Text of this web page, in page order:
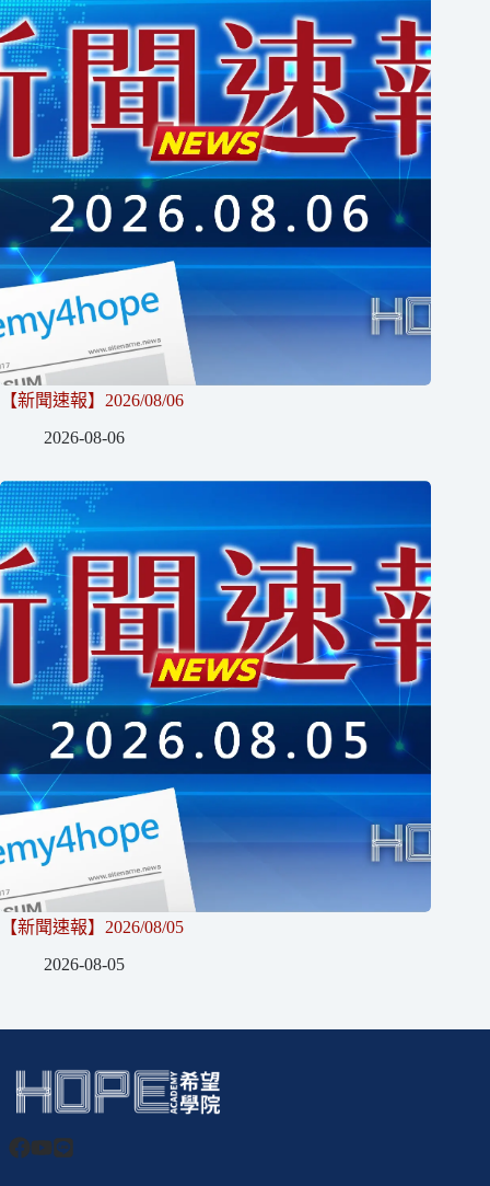
【新聞速報】2026/08/06
2026-08-06
【新聞速報】2026/08/05
2026-08-05